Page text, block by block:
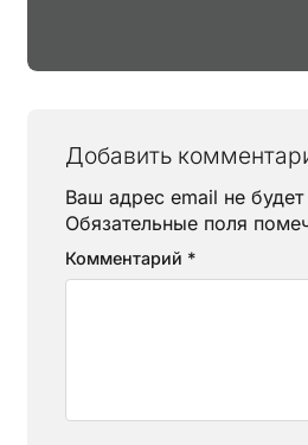
Добавить
Ваш адрес email не
Обязательные поля
Комментарий *